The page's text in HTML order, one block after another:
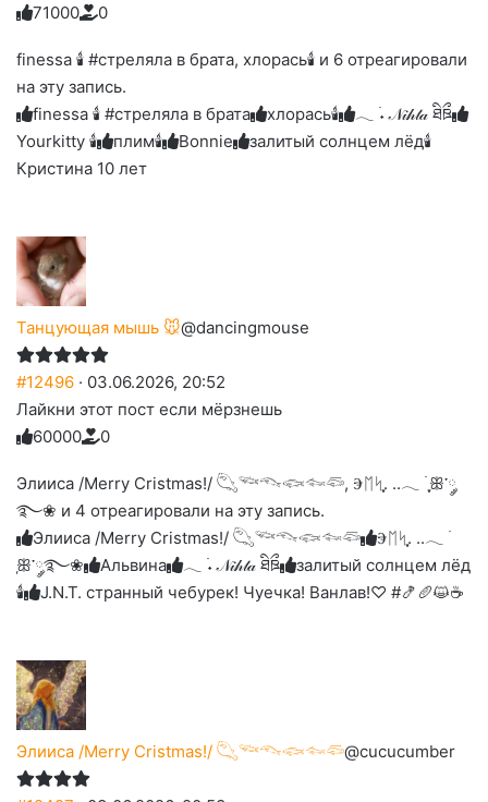
Голосуйте
вверх.
7
Нажмите
реакцию:
улыбаюсь
1
Нажмите
реакцию:
до
слез
0
Нажмите
реакцию:
0
Нажмите
реакцию:
0
Нажмите
благодарю
0
finessa 🕯 #стреляла в брата, хлорась🕯 и 6 отреагировали
на эту запись.
finessa 🕯 #стреляла в брата
хлорась🕯
𓂃 ࣪˖ 𝒩𝒾𝒽𝓉𝒶 ཐིཋྀ
Yourkitty 🕯️
плим🕯️ Bonnie
залитый солнцем лёд🕯
Кристина 10 лет
Танцующая мышь 🐭@dancingmouse
#12496 · 03.06.2026, 20:52
Лайкни этот пост если мёрзнешь
Голосуйте
вверх.
6
Нажмите
реакцию:
0
Нажмите
реакцию:
до
слез
0
Нажмите
реакцию:
0
Нажмите
реакцию:
0
Нажмите
благодарю
0
Элииса /Merry Cristmas!/ 𓆡𓆝𓆞𓆟𓆜𓆛, Ⰵᛖᛋִֶָ. ..𓂃 ࣪ ִֶָꕥ་༘
࿐❀ и 4 отреагировали на эту запись.
Элииса /Merry Cristmas!/ 𓆡𓆝𓆞𓆟𓆜𓆛
Ⰵᛖᛋִֶָ. ..𓂃 ࣪
ִֶָꕥ་༘࿐❀
Альвина 𓂃 ࣪˖ 𝒩𝒾𝒽𝓉𝒶 ཐིཋྀ
залитый солнцем лёд
🕯
J.N.T. странный чебурек! Чуечка! Ванлав!♡ #🍤🥖😺☕
Элииса /Merry Cristmas!/ 𓆡𓆝𓆞𓆟𓆜𓆛@cucucumber